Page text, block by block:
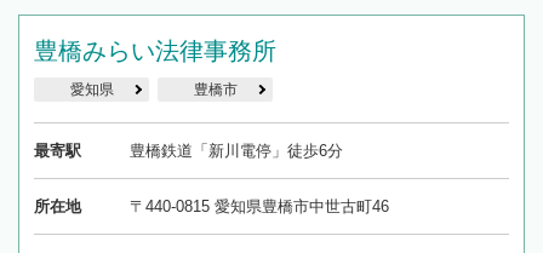
豊橋みらい法律事務所
愛知県 豊橋市
最寄駅 豊橋鉄道「新川電停」徒歩6分
所在地 〒440-0815 愛知県豊橋市中世古町46